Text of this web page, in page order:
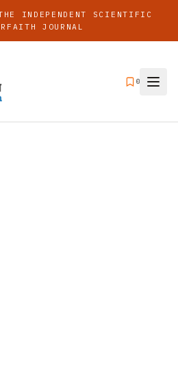
INDEPENDENT SCIENTIFIC
JOURNAL
0